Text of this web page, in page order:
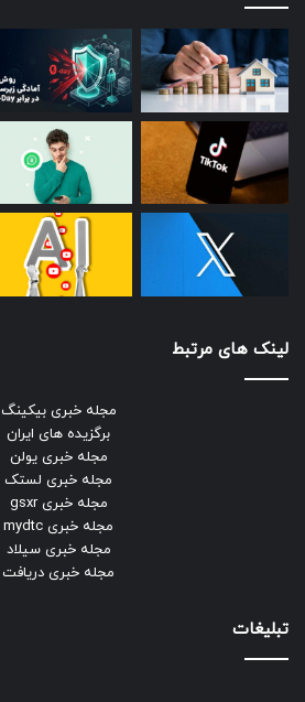
لینک های مرتبط
مجله خبری بیکینگ
برگزیده های ایران
مجله خبری یولن
مجله خبری لستک
مجله خبری gsxr
مجله خبری mydtc
مجله خبری سیلاد
مجله خبری دریافت
تبلیغات